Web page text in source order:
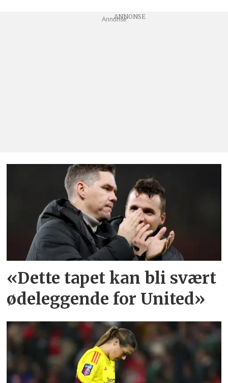
Annonse
«Dette tapet kan bli svært
ødeleggende for United»